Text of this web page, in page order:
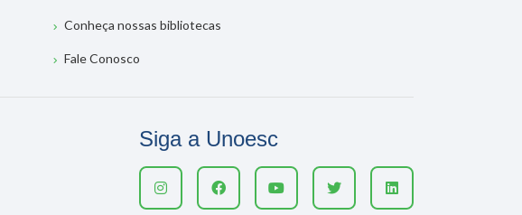
Conheça nossas bibliotecas
Fale Conosco
Siga a Unoesc